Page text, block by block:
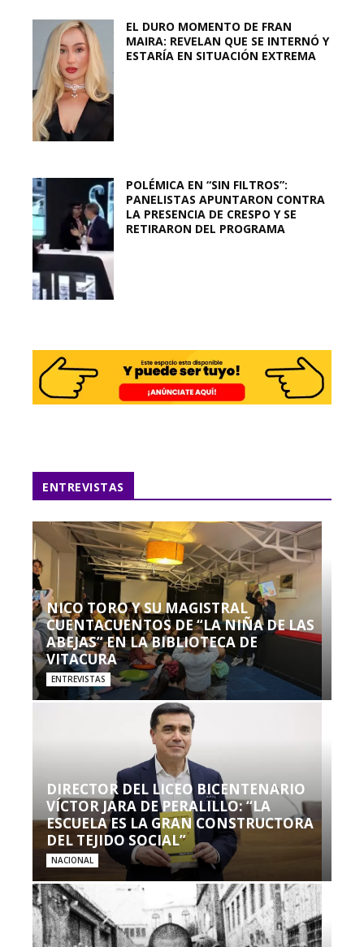
EL DURO MOMENTO DE FRAN
MAIRA: REVELAN QUE SE INTERNÓ Y
ESTARÍA EN SITUACIÓN EXTREMA
POLÉMICA EN “SIN FILTROS”:
PANELISTAS APUNTARON CONTRA
LA PRESENCIA DE CRESPO Y SE
RETIRARON DEL PROGRAMA
ENTREVISTAS
NICO TORO Y SU MAGISTRAL
CUENTACUENTOS DE “LA NIÑA DE LAS
ABEJAS” EN LA BIBLIOTECA DE
VITACURA
ENTREVISTAS
DIRECTOR DEL LICEO BICENTENARIO
VÍCTOR JARA DE PERALILLO: “LA
ESCUELA ES LA GRAN CONSTRUCTORA
DEL TEJIDO SOCIAL”
NACIONAL